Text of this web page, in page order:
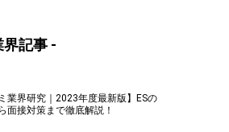
界記事 -
業界研究｜2023年度最新版】ESの
面接対策まで徹底解説！